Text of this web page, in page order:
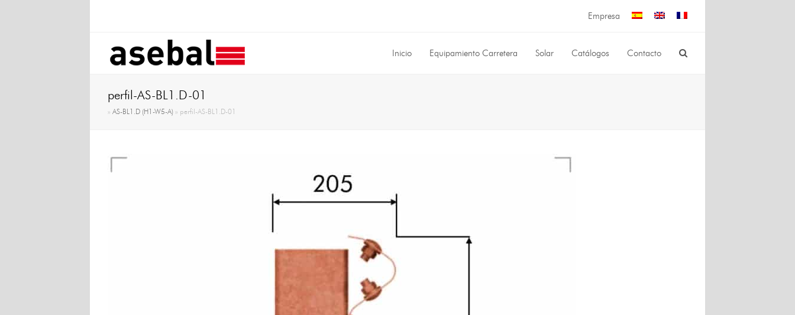
Empresa
Inicio Equipamiento Carretera Solar Catálogos Contacto
perfil-AS-BL1.D-01
» AS-BL1.D (H1-W5-A) » perfil-AS-BL1.D-01